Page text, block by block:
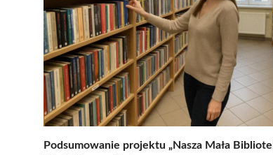
Podsumowanie projektu „Nasza Mała